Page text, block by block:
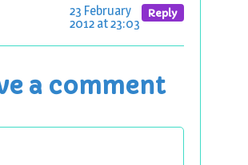
Reply
23 February
2012 at 23:03
a comment